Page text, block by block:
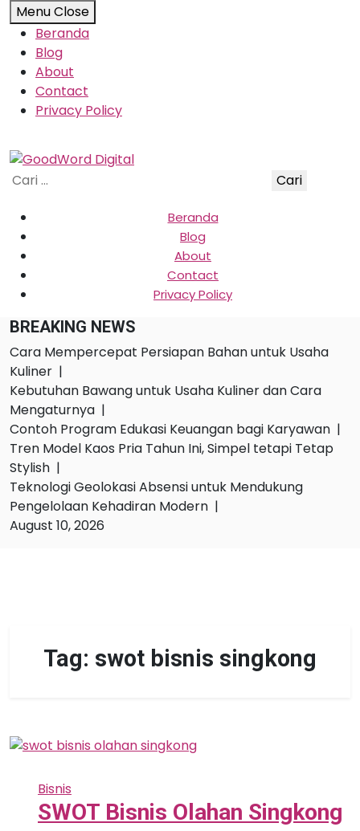
Skip
to
content
MenuClose
Beranda
Blog
About
Contact
Privacy Policy
Cari
Beranda
Blog
About
Contact
Privacy Policy
BREAKING NEWS
Cara Mempercepat Persiapan Bahan untuk Usaha
Kuliner |
Kebutuhan Bawang untuk Usaha Kuliner dan Cara
Mengaturnya |
Contoh Program Edukasi Keuangan bagi Karyawan |
Tren Model Kaos Pria Tahun Ini, Simpel tetapi Tetap
Stylish |
Teknologi Geolokasi Absensi untuk Mendukung
Pengelolaan Kehadiran Modern |
August 10, 2026
Tag: swot bisnis singkong
Bisnis
SWOT Bisnis Olahan Singkong